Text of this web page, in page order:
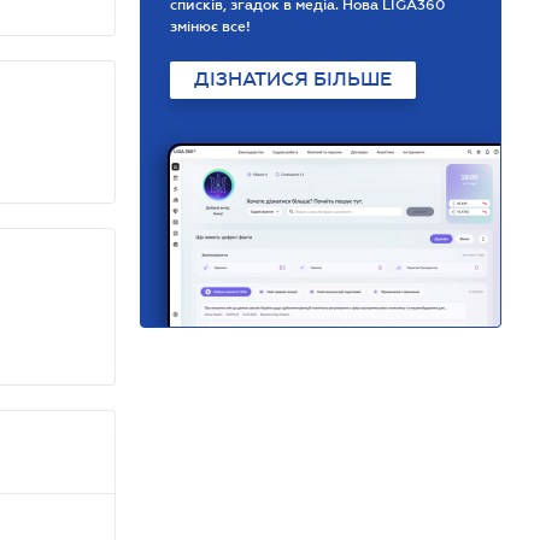
списків, згадок в медіа. Нова LIGA360
змінює все!
ДІЗНАТИСЯ БІЛЬШЕ